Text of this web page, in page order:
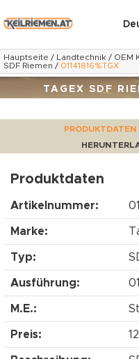
Hauptseite / Landtechnik / OEM
SDF Riemen / 01141816%TGX
TAGEX SDF
PRODUKTDATEN
Produktdaten
Artikelnummer:
Marke:
Typ:
Ausführung:
M.E.:
Preis: